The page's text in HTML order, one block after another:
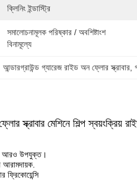
ক্লিনিং ইন্ডাস্ট্রি
সমালোচনামূলক পরিষ্কার / অবশিষ্টাংশ
বিনামূল্যে
আন্ডারগ্রাউন্ড গ্যারেজ রাইড অন ফ্লোর স্ক্রাবার ,
স্ক্রাবার মেশিনে শিল্প স্বয়ংক্রিয়
আরও উপযুক্ত।
ফ্রিকোয়েন্সি